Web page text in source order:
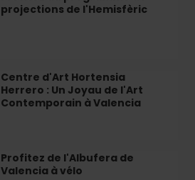
projections de l'Hemisfèric
Centre d'Art Hortensia
Herrero : Un Joyau de l'Art
Contemporain à Valencia
Profitez de l'Albufera de
Valencia à vélo